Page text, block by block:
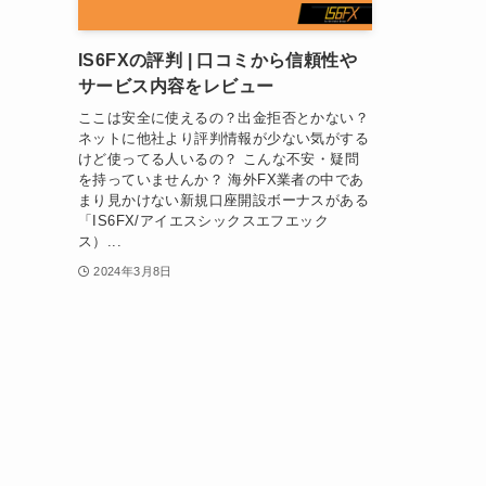
IS6FXの評判 | 口コミから信頼性や
サービス内容をレビュー
ここは安全に使えるの？出金拒否とかない？
ネットに他社より評判情報が少ない気がする
けど使ってる人いるの？ こんな不安・疑問
を持っていませんか？ 海外FX業者の中であ
まり見かけない新規口座開設ボーナスがある
「IS6FX/アイエスシックスエフエック
ス）...
2024年3月8日